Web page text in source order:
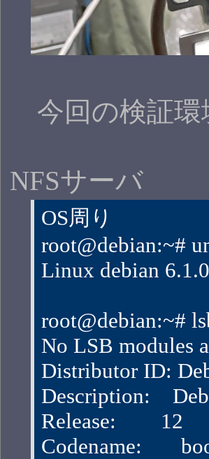
今回の検証環
NFSサーバ
OS周り
root@debian:~#
Linux debian
root@debian:~#
No LSB modules
Distributor ID:
Description:
Release:        12
Codename: